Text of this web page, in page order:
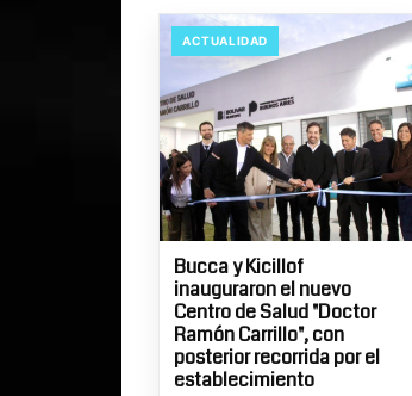
ACTUALIDAD
Bucca y Kicillof
inauguraron el nuevo
Centro de Salud "Doctor
Ramón Carrillo", con
posterior recorrida por el
establecimiento